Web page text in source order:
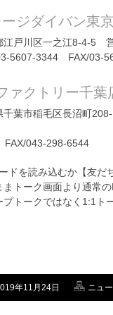
ージダイバン東
江戸川区一之江8-4-5
5607-3344 FAX/03-
ァクトリー千葉
千葉市稲毛区長沼町
043-298-6544
ドを読み込むか【友だ
まトーク画面より通常
プトークではなく1:1ト
年11月24日 ニュ